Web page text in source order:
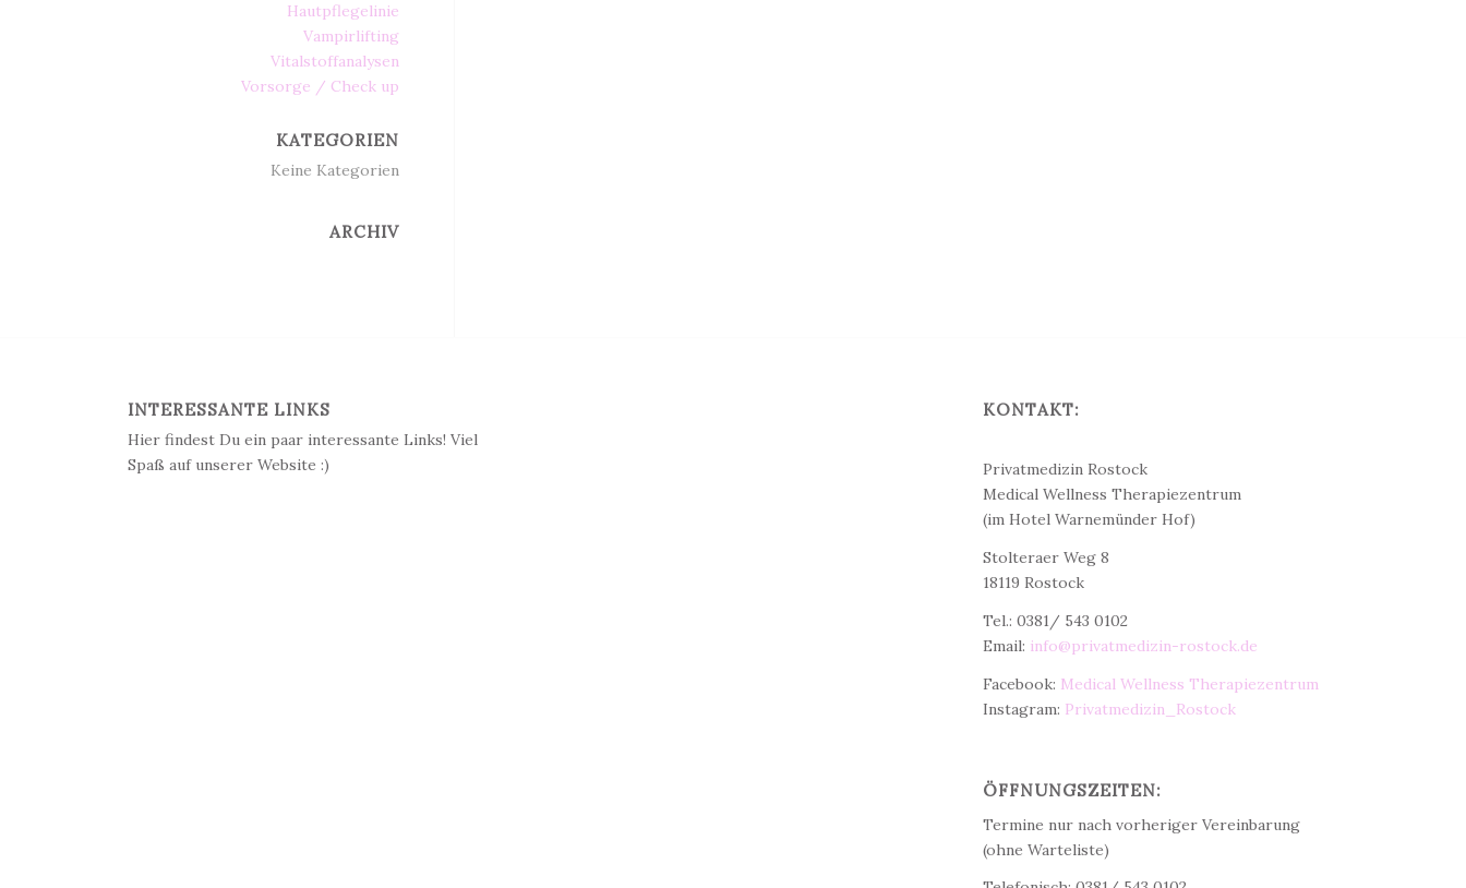
Hautpflegelinie
Vampirlifting
Vitalstoffanalysen
Vorsorge / Check up
KATEGORIEN
Keine Kategorien
ARCHIV
INTERESSANTE LINKS
Hier findest Du ein paar interessante Links! Viel
Spaß auf unserer Website :)
KONTAKT:
Privatmedizin Rostock
Medical Wellness Therapiezentrum
(im Hotel Warnemünder Hof)
Stolteraer Weg 8
18119 Rostock
Tel.: 0381/ 543 0102
Email: info@privatmedizin-rostock.de
Facebook: Medical Wellness Therapiezentrum
Instagram: Privatmedizin_Rostock
ÖFFNUNGSZEITEN:
Termine nur nach vorheriger Vereinbarung
(ohne Warteliste)